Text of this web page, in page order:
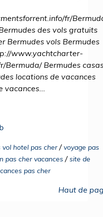
fr/
des vols gratuits
Bermudes vols Bermudes
www.yachtcharter-
Bermuda/ Bermudes
locations de vacances
vacances...
vol hotel pas cher/voyage pas
pas cher vacances /site de
pas cher
Haut de